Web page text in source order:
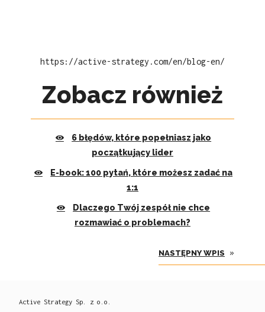
https://active-strategy.com/en/blog-en/
Zobacz również
6 błędów, które popełniasz jako
początkujący lider
E-book: 100 pytań, które możesz zadać na
1:1
Dlaczego Twój zespół nie chce
rozmawiać o problemach?
NASTĘPNY WPIS »
Active Strategy Sp. z o.o.